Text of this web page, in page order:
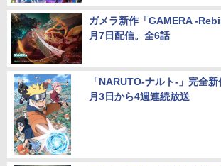
ガメラ新作「GAMERA -
月7日配信。全6話
「NARUTO-ナルト-」完全
月3日から4週連続放送